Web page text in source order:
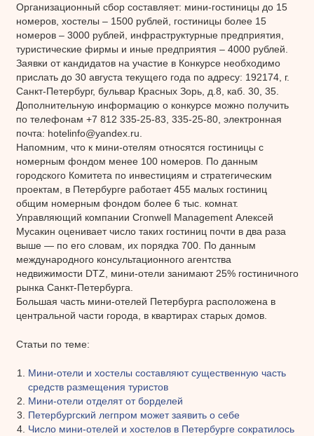
Организационный сбор составляет: мини-гостиницы до 15
номеров, хостелы – 1500 рублей, гостиницы более 15
номеров – 3000 рублей, инфраструктурные предприятия,
туристические фирмы и иные предприятия – 4000 рублей.
Заявки от кандидатов на участие в Конкурсе необходимо
прислать до 30 августа текущего года по адресу: 192174, г.
Санкт-Петербург, бульвар Красных Зорь, д.8, каб. 30, 35.
Дополнительную информацию о конкурсе можно получить
по телефонам +7 812 335-25-83, 335-25-80, электронная
почта: hotelinfo@yandex.ru.
Напомним, что к мини-отелям относятся гостиницы с
номерным фондом менее 100 номеров. По данным
городского Комитета по инвестициям и стратегическим
проектам, в Петербурге работает 455 малых гостиниц
общим номерным фондом более 6 тыс. комнат.
Управляющий компании Cronwell Management Алексей
Мусакин оценивает число таких гостиниц почти в два раза
выше — по его словам, их порядка 700. По данным
международного консультационного агентства
недвижимости DTZ, мини-отели занимают 25% гостиничного
рынка Санкт-Петербурга.
Большая часть мини-отелей Петербурга расположена в
центральной части города, в квартирах старых домов.
Статьи по теме:
Мини-отели и хостелы составляют существенную часть
средств размещения туристов
Мини-отели отделят от борделей
Петербургский легпром может заявить о себе
Число мини-отелей и хостелов в Петербурге сократилось